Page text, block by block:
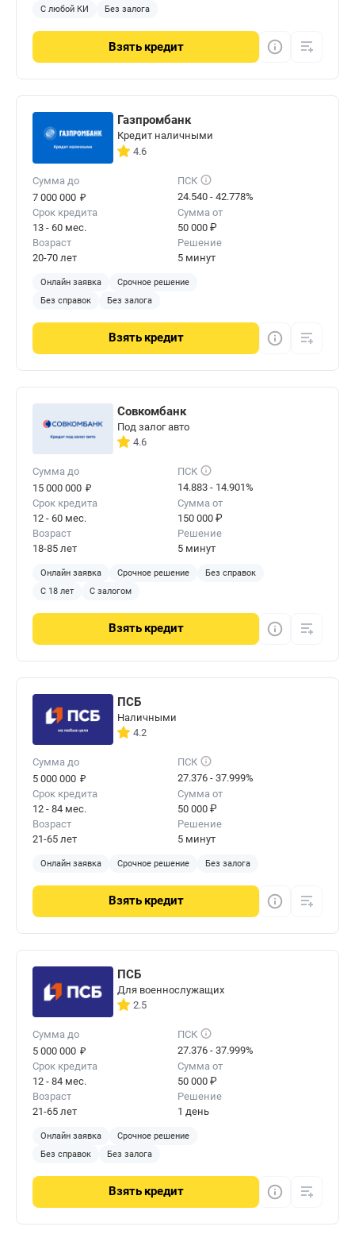
С любой КИ
Без залога
Взять кредит
Газпромбанк
Кредит наличными
4.6
Сумма до
7 000 000 ₽
ПСК
24.540 - 42.778%
Срок кредита
13 - 60 мес.
Сумма от
50 000 ₽
Возраст
20-70 лет
Решение
5 минут
Онлайн заявка
Срочное решение
Без справок
Без залога
Взять кредит
Совкомбанк
Под залог авто
4.6
Сумма до
15 000 000 ₽
ПСК
14.883 - 14.901%
Срок кредита
12 - 60 мес.
Сумма от
150 000 ₽
Возраст
18-85 лет
Решение
5 минут
Онлайн заявка Срочное решение
Без справок
С 18 лет
С залогом
Взять кредит
ПСБ
Наличными
4.2
Сумма до
5 000 000 ₽
ПСК
27.376 - 37.999%
Срок кредита
12 - 84 мес.
Сумма от
50 000 ₽
Возраст
21-65 лет
Решение
5 минут
Онлайн заявка Срочное решение Без залога
Взять кредит
ПСБ
Для военнослужащих
2.5
Сумма до
5 000 000 ₽
ПСК
27.376 - 37.999%
Срок кредита
12 - 84 мес.
Сумма от
50 000 ₽
Возраст
21-65 лет
Решение
1 день
Онлайн заявка
Срочное решение
Без справок
Без залога
Взять кредит